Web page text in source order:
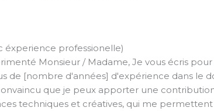
professionelle)
Monsieur / Madame, Je vous écris
de [nombre d'années] d'expérience dans le
que je peux apporter une
techniques et créatives, qui me